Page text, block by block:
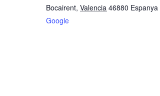
Bocairent, Valencia 46880 Espanya
Google